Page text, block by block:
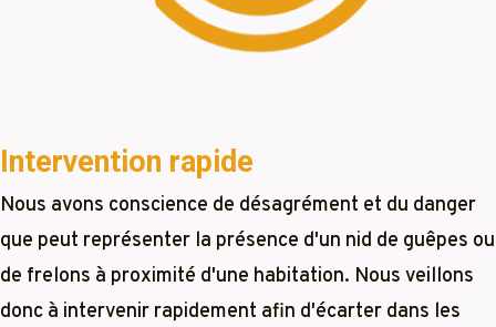
Intervention rapide
Nous avons conscience de désagrément et du danger
que peut représenter la présence d'un nid de guêpes ou
de frelons à proximité d'une habitation. Nous veillons
donc à intervenir rapidement afin d'écarter dans les